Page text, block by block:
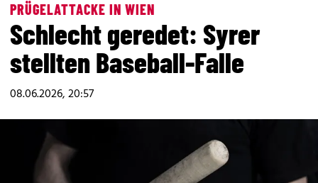
PRÜGELATTACKE IN WIEN
Schlecht geredet: Syrer
stellten Baseball-Falle
08.06.2026, 20:57